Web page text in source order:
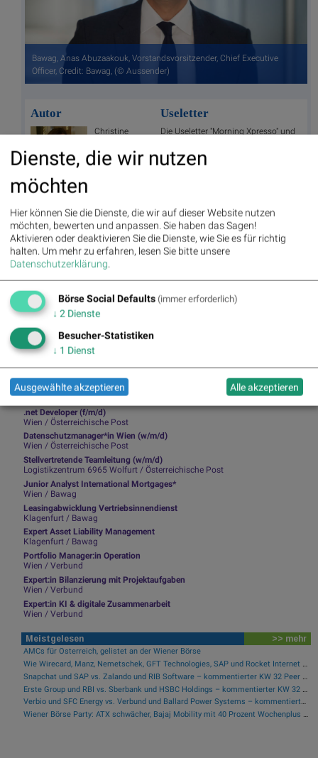
Bawag, Anas Abuzaakouk, Vorstandsvorsitzender, Chief Executive
Officer, Credit: Bawag, (© Aussender)
Autor
Christine
Börse Social Network/Magazine
Useletter
Die Useletter "Morning Xpresso" und
von den gängigen Newslettern ab.
Beispiele ansehen bzw. kostenfrei
Newsletter abonnieren
Runplugged
Audio Files für die Runplugged App
http://runplugged.com/spreadit
Ausgewählte Jobs von PIR-Partnern
.net Developer (f/m/d)
Wien / Österreichische Post
Datenschutzmanager*in Wien (w/m/d)
Wien / Österreichische Post
Stellvertretende Teamleitung (w/m/d)
Logistikzentrum 6965 Wolfurt / Österreichische Post
Junior Analyst International Mortgages*
Wien / Bawag
Leasingabwicklung Vertriebsinnendienst
Klagenfurt / Bawag
Expert Asset Liability Management
Klagenfurt / Bawag
Portfolio Manager:in Operation
Wien / Verbund
Expert:in Bilanzierung mit Projektaufgaben
Wien / Verbund
Expert:in KI & digitale Zusammenarbeit
Wien / Verbund
Meistgelesen >> mehr
AMCs für Österreich, gelistet an der Wiener Börse
Wie Wirecard, Manz, Nemetschek, GFT Technologies, SAP und Rocket Internet für Gesprächsstoff sorgten
Snapchat und SAP vs. Zalando und RIB Software – kommentierter KW 32 Peer Group Watch Computer, Software & Internet
Erste Group und RBI vs. Sberbank und HSBC Holdings – kommentierter KW 32 Peer Group Watch Banken
Verbio und SFC Energy vs. Verbund und Ballard Power Systems – kommentierter KW 32 Peer Group Watch Energie
Wiener Börse Party: ATX schwächer, Bajaj Mobility mit 40 Prozent Wochenplus und vielleicht Momentum aus Indien (Podcast)
Dienste, die wir nutzen
möchten
Hier können Sie die Dienste, die wir auf dieser Website nutzen
möchten, bewerten und anpassen. Sie haben das Sagen!
Aktivieren oder deaktivieren Sie die Dienste, wie Sie es für richtig
halten. Um mehr zu erfahren, lesen Sie bitte unsere
Datenschutzerklärung.
Börse Social Defaults (immer erforderlich)
↓ 2 Dienste
Besucher-Statistiken
↓ 1 Dienst
Ausgewählte akzeptieren Alle akzeptieren